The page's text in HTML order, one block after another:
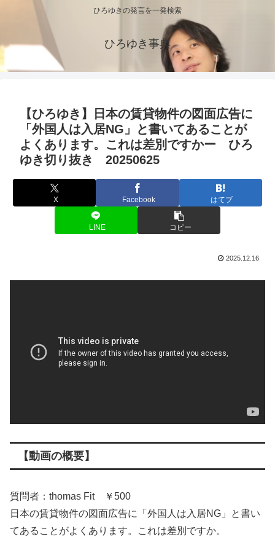
ひろゆきの発言を一発検索
ひろゆき事典
【ひろゆき】日本の賃貸物件の図面広告に
「外国人は入居NG」と書いてあることが
よくあります。これは差別ですかー ひろ
ゆき切り抜き 20250625
X Facebook はてブ
LINE コピー
2025.12.16
【動画の概要】
質問者：thomas Fit ￥500
日本の賃貸物件の図面広告に「外国人は入居NG」と書い
てあることがよくあります。これは差別ですか。